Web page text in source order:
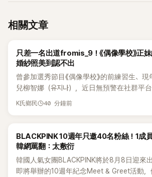
相關文章
K-POP
只差一名出道fromis_9！《偶像學校》正
婚紗照美到認不出
曾參加選秀節目《偶像學校》的前練習生、
兒柳智娜（유지나），近日無預警在社群平
照，親自宣布即將步入婚姻，消息曝光後讓
K氏鄉民 40 分鐘前
K-POP
BLACKPINK 10週年只邀40名粉絲！1成
韓網罵翻：太敷衍
韓國人氣女團BLACKPINK將於8月8日迎來
即將舉辦的10週年紀念Meet & Greet活動，